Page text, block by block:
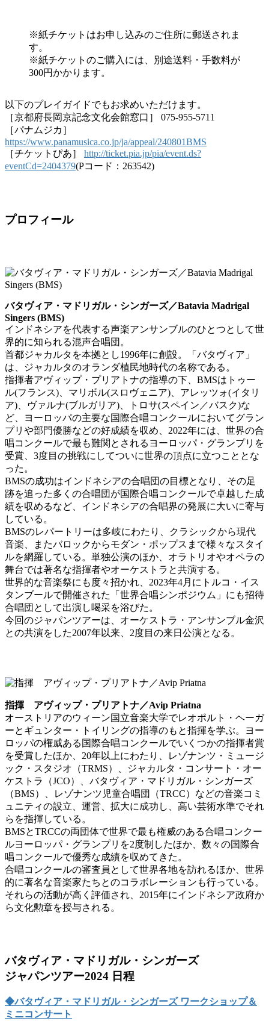
※紙チケットはお申し込みのご住所に郵送されま
す。
※紙チケットのご購入には、別途送料・手数料が
300円かかります。
以下のプレイガイドでもお求めいただけます。
［京都府長岡京記念文化会館窓口］ 075-955-5711
［パナムジカ］
https://www.panamusica.co.jp/ja/appeal/240801BMS
［チケットぴあ］ http://ticket.pia.jp/pia/event.ds?
eventCd=2404379(Pコード：263542)
プロフィール
バタヴィア・マドリガル・シンガーズ／Batavia Madrigal
Singers (BMS)
インドネシアを代表する声楽アンサンブルのひとつとして世
界的に知られる混声合唱団。
首都ジャカルタを本拠とし1996年に創設。「バタヴィア」
は、ジャカルタのオランダ植民地時代の名称である。
指揮者アヴィップ・プリアトナの指導の下、BMSはトゥー
ル(フランス)、マリボル(スロヴェニア)、アレッツォ(イタリ
ア)、ヴァルナ(ブルガリア)、トロサ(スペイン／バスク)な
ど、ヨーロッパの主要な国際合唱コンクールにおいてグラン
プリや部門優勝などの好成績を収め、2022年には、世界の合
唱コンクールで最も難関とされるヨーロッパ・グランプリを
受賞、3度目の挑戦にしてついに世界の頂点に立つこととな
った。
BMSの成功はインドネシアの合唱団の目標となり、その足
跡を追った多くの合唱団が国際合唱コンクールで卓越した成
績を収めるなど、インドネシアの合唱界の発展に大いに寄与
している。
BMSのレパートリーは多岐にわたり、クラシックから現代
音楽、またバロックからモダン・ポップスまで様々なスタイ
ルを網羅している。単独公演のほか、オラトリオやオペラの
舞台では著名な指揮者やオーケストラと共演する。
世界的な音楽祭にも度々招かれ、2023年4月にトルコ・イス
タンブールで開催された「世界合唱シンポジウム」にも招待
合唱団として出演し喝采を浴びた。
今回のジャパンツアーは、オーケストラ・アンサンブル金沢
との共演をした2007年以来、2度目の来日公演となる。
指揮 アヴィップ・プリアトナ／Avip Priatna
オーストリアのウィーン国立音楽大学でレオポルト・ヘーガ
ーとギュンター・トイリングの指導のもと指揮を学ぶ。ヨー
ロッパの権威ある国際合唱コンクールでいくつかの指揮者賞
を受賞したほか、20年以上にわたり、レゾナンツ・ミュージ
ック・スタジオ（TRMS）、ジャカルタ・コンサート・オー
ケストラ（JCO）、バタヴィア・マドリガル・シンガーズ
（BMS）、レゾナンツ児童合唱団（TRCC）などの音楽コミ
ュニティの設立、運営、拡大に成功し、高い芸術水準でそれ
らを指揮している。
BMSとTRCCの両団体で世界で最も権威のある合唱コンクー
ルヨーロッパ・グランプリを2度制したほか、数々の国際合
唱コンクールで優秀な成績を収めてきた。
合唱コンクールの審査員として世界各地を訪れるほか、世界
的に著名な音楽家たちとのコラボレーションも行っている。
それらの活動が高く評価され、2015年にインドネシア政府か
ら文化勲章を授与される。
バタヴィア・マドリガル・シンガーズ
ジャパンツアー2024 日程
◆バタヴィア・マドリガル・シンガーズ ワークショップ＆
ミニコンサート